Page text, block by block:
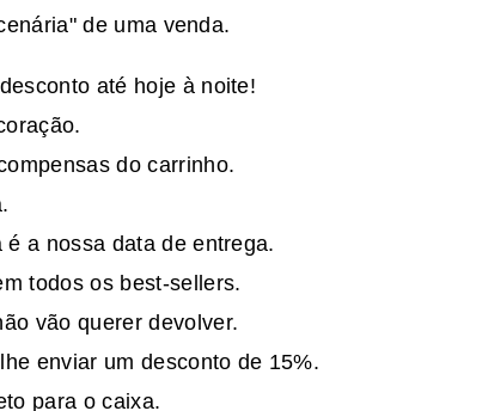
de uma venda.
até hoje à noite!
do carrinho.
a nossa data de entrega.
todos os best-sellers.
vão querer devolver.
enviar um desconto de 15%.
para o caixa.